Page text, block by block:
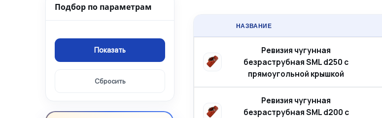
НАЗВАНИЕ
Ревизия чугунная
безраструбная SML d250 с
прямоугольной крышкой
Ревизия чугунная
безраструбная SML d200 с